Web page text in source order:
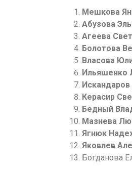
Мешкова
Абузова
Агеева
Болотова
Власова
Ильяшенко
Керасир
Бедный
Мазнева
Ягнюк
Яковлев
Богданова